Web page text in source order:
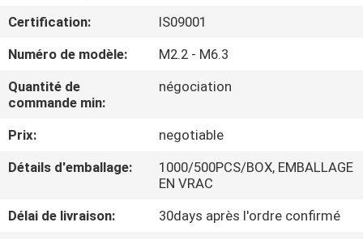
D'USINE
CONTRÔLE
DE
QUALITÉ
NOUS
Certification:
IS09001
Numéro de modèle:
M2.2 - M6.3
Quantité de
commande min:
négociation
Prix:
negotiable
Détails d'emballage:
1000/500PCS/BOX, EMBALLAGE
EN VRAC
Délai de livraison:
30days après l'ordre confirmé